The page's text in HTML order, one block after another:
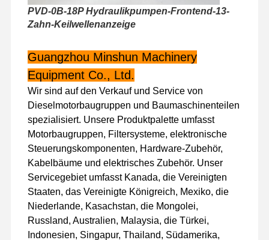
Werksbesicht
Igung
Qualitätskont
Rolle
Kontakt Mit
Uns
Neuigkeiten
Fälle
Perkins Engine
Yanmar-Motor
Kubota-Motor
Isuzu-Motor
Cummins Motor
PVD-0B-18P Hydraulikpumpen-Frontend-13-
Zahn-Keilwellenanzeige
Guangzhou Minshun Machinery
Equipment Co., Ltd.
Wir sind auf den Verkauf und Service von
Dieselmotorbaugruppen und Baumaschinenteilen
spezialisiert. Unsere Produktpalette umfasst
Motorbaugruppen, Filtersysteme, elektronische
Steuerungskomponenten, Hardware-Zubehör,
Kabelbäume und elektrisches Zubehör. Unser
Servicegebiet umfasst Kanada, die Vereinigten
Staaten, das Vereinigte Königreich, Mexiko, die
Niederlande, Kasachstan, die Mongolei,
Russland, Australien, Malaysia, die Türkei,
Indonesien, Singapur, Thailand, Südamerika,